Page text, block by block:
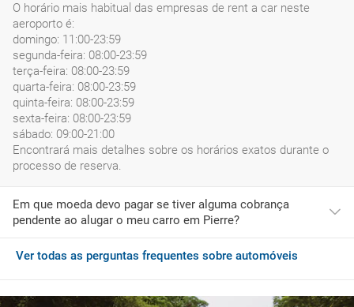
O horário mais habitual das empresas de rent a car neste
aeroporto é:
domingo: 11:00-23:59
segunda-feira: 08:00-23:59
terça-feira: 08:00-23:59
quarta-feira: 08:00-23:59
quinta-feira: 08:00-23:59
sexta-feira: 08:00-23:59
sábado: 09:00-21:00
Encontrará mais detalhes sobre os horários exatos durante o
processo de reserva.
Em que moeda devo pagar se tiver alguma cobrança
pendente ao alugar o meu carro em Pierre?
Se ao chegar a Pierre desejar adquirir serviços adicionais ou
Ver todas as perguntas frequentes sobre automóveis